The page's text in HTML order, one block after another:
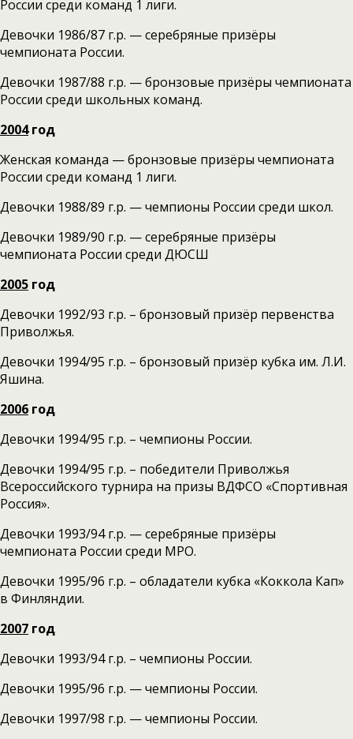
России среди команд 1 лиги.
Девочки 1986/87 г.р. — серебряные призёры
чемпионата России.
Девочки 1987/88 г.р. — бронзовые призёры чемпионата
России среди школьных команд.
2004год
Женская команда — бронзовые призёры чемпионата
России среди команд 1 лиги.
Девочки 1988/89 г.р. — чемпионы России среди школ.
Девочки 1989/90 г.р. — серебряные призёры
чемпионата России среди ДЮСШ
2005 год
Девочки 1992/93 г.р. – бронзовый призёр первенства
Приволжья.
Девочки 1994/95 г.р. – бронзовый призёр кубка им. Л.И.
Яшина.
2006 год
Девочки 1994/95 г.р. – чемпионы России.
Девочки 1994/95 г.р. – победители Приволжья
Всероссийского турнира на призы ВДФСО «Спортивная
Россия».
Девочки 1993/94 г.р. — серебряные призёры
чемпионата России среди МРО.
Девочки 1995/96 г.р. – обладатели кубка «Коккола Кап»
в Финляндии.
2007 год
Девочки 1993/94 г.р. – чемпионы России.
Девочки 1995/96 г.р. — чемпионы России.
Девочки 1997/98 г.р. — чемпионы России.